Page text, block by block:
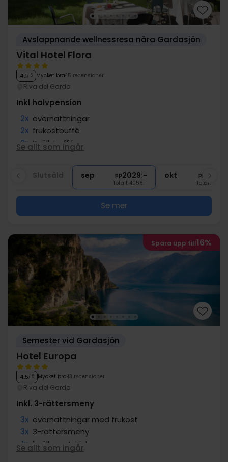
Avslappnande wellnessresa nära Gardasjön
Vital Hotel Flora
4.1/ 5 Mycket bra 15 recensioner
Riva del Garda
Inkl halvpension
2x övernattningar
2x frukostbuffé
2x Kvällsbuffé
1 välkomstdrink
Gratis Wi-Fi
Se allt som ingår
sep pp2029:-
Totalt 4058:-
okt pp
Totalt
Se mer
Spara upp till16%
Semester vid Gardasjön
Hotel Europa
4.5/ 5 Mycket bra 13 recensioner
Riva del Garda
Inkl. 3-rättersmeny
3x övernattningar med frukost
3x 3-rättersmeny
1x 1 välkomstdrink
Fri entré till takterrassen
Se allt som ingår